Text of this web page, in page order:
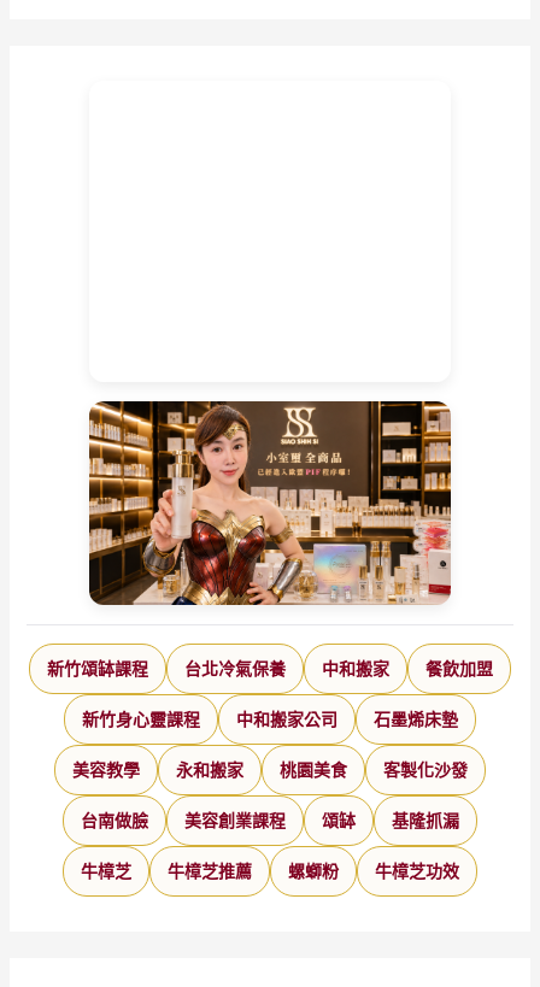
新竹頌缽課程 台北冷氣保養 中和搬家 餐飲加盟
新竹身心靈課程 中和搬家公司 石墨烯床墊
美容教學 永和搬家 桃園美食 客製化沙發
台南做臉 美容創業課程 頌缽 基隆抓漏
牛樟芝 牛樟芝推薦 螺螄粉 牛樟芝功效